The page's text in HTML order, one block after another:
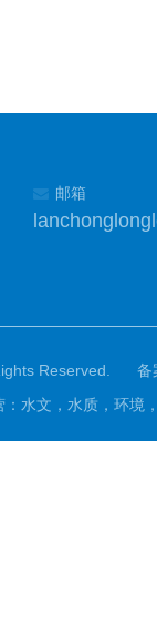
邮箱
Reserved.
备
水文，水质，环境